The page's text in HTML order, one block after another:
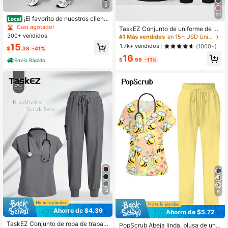
8
Local ¡El favorito de nuestros client
es! Conjuntos médicos transpirable
s para mujer, de secado rápido y aju
ste dinámico, con múltiples bolsillos
y colores que no se desvanecen. Id
¡Casi agotado!
300+ vendidos
$15.38 -41%
Envío Rápido
12
Ahorro de $4.39
TaskEZ Conjunto de ropa de trabajo
37
TaskEZ Conjunto de uniforme de sc
rubs de unicolor con top de manga
corta y pantalones
#1 Más vendidos
en 15+ USD Uniformes y uniformes médicos para mujeres
1.7k+ vendidos
(1000+)
$16.99 -11%
6
Ahorro de $5.72
PopScrub Abeja linda, blusa de unif